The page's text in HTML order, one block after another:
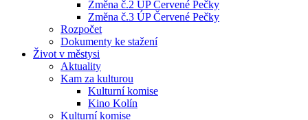
Změna č.2 UP Červené Pečky
Změna č.3 ÚP Červené Pečky
Rozpočet
Dokumenty ke stažení
Život v městysi
Aktuality
Kam za kulturou
Kulturní komise
Kino Kolín
Kulturní komise